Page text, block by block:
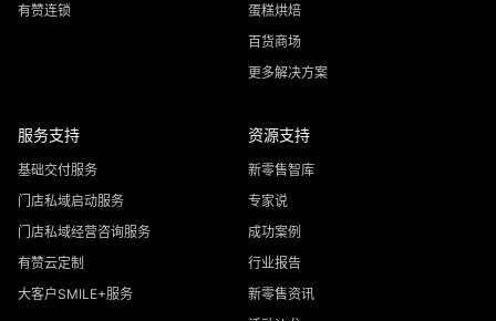
有赞连锁
蛋糕烘焙
百货商场
更多解决方案
服务支持
基础交付服务
门店私域启动服务
门店私域经营咨询服务
有赞云定制
大客户SMILE+服务
资源支持
新零售智库
专家说
成功案例
行业报告
新零售资讯